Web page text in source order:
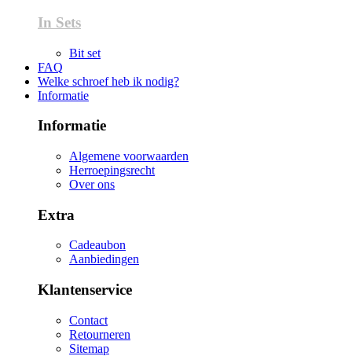
In Sets
Bit set
FAQ
Welke schroef heb ik nodig?
Informatie
Informatie
Algemene voorwaarden
Herroepingsrecht
Over ons
Extra
Cadeaubon
Aanbiedingen
Klantenservice
Contact
Retourneren
Sitemap